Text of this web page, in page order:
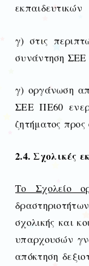
εκπαιδευτικών
γ) στις
συνάντηση ΣΕΕ
γ) οργάνωση
ΣΕΕ ΠΕ60
ζητήματος
2.4. Σχολικές
Το Σχολείο
σχολικής και
υπαρχουσών
απόκτηση